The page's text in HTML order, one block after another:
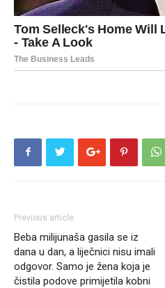
Previous article
Beba milijunaša gasila se iz
dana u dan, a liječnici nisu imali
odgovor. Samo je žena koja je
čistila podove primijetila kobni